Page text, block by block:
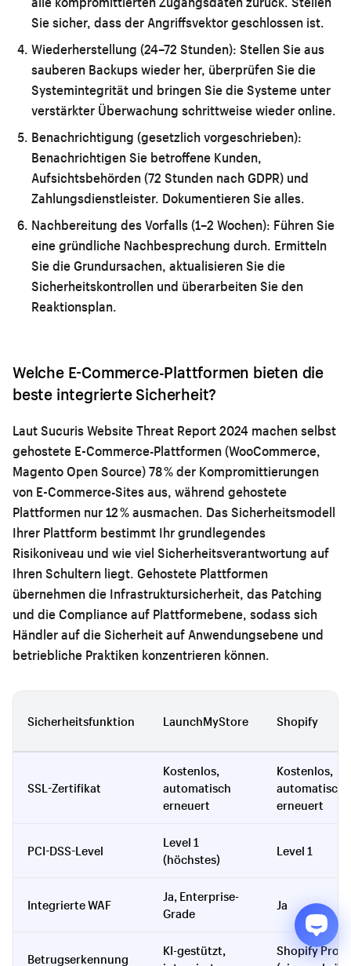
Sie sicher, dass der Angriffsvektor geschlossen ist.
Wiederherstellung (24–72 Stunden): Stellen Sie aus
sauberen Backups wieder her, überprüfen Sie die
Systemintegrität und bringen Sie die Systeme unter
verstärkter Überwachung schrittweise wieder online.
Benachrichtigung (gesetzlich vorgeschrieben):
Benachrichtigen Sie betroffene Kunden,
Aufsichtsbehörden (72 Stunden nach GDPR) und
Zahlungsdienstleister. Dokumentieren Sie alles.
Nachbereitung des Vorfalls (1–2 Wochen): Führen Sie
eine gründliche Nachbesprechung durch. Ermitteln
Sie die Grundursachen, aktualisieren Sie die
Sicherheitskontrollen und überarbeiten Sie den
Reaktionsplan.
Welche E-Commerce-Plattformen bieten die
beste integrierte Sicherheit?
Laut Sucuris Website Threat Report 2024 machen selbst
gehostete E-Commerce-Plattformen (WooCommerce,
Magento Open Source) 78 % der Kompromittierungen
von E-Commerce-Sites aus, während gehostete
Plattformen nur 12 % ausmachen. Das Sicherheitsmodell
Ihrer Plattform bestimmt Ihr grundlegendes
Risikoniveau und wie viel Sicherheitsverantwortung auf
Ihren Schultern liegt. Gehostete Plattformen
übernehmen die Infrastruktursicherheit, das Patching
und die Compliance auf Plattformebene, sodass sich
Händler auf die Sicherheit auf Anwendungsebene und
betriebliche Praktiken konzentrieren können.
Sicherheitsfunktion LaunchMyStore Shopify
SSL-Zertifikat
Kostenlos,
automatisch
erneuert
Kostenlos,
automatisch
erneuert
PCI-DSS-Level
Level 1
(höchstes)
Level 1
Integrierte WAF
Ja, Enterprise-
Grade
Ja
Betrugserkennung
KI-gestützt,
Shopify